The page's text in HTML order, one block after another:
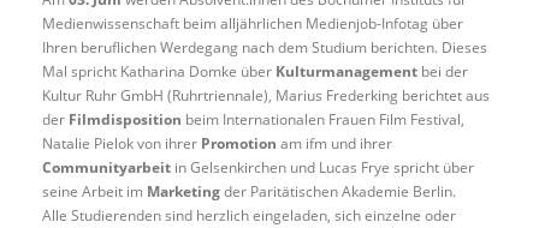
Medienwissenschaft beim alljährlichen Medienjob-Infotag über
Ihren beruflichen Werdegang nach dem Studium berichten. Dieses
Mal spricht Katharina Domke über Kulturmanagement bei der
Kultur Ruhr GmbH (Ruhrtriennale), Marius Frederking berichtet aus
der Filmdisposition beim Internationalen Frauen Film Festival,
Natalie Pielok von ihrer Promotion am ifm und ihrer
Communityarbeit in Gelsenkirchen und Lucas Frye spricht über
seine Arbeit im Marketingder Paritätischen Akademie Berlin.
Alle Studierenden sind herzlich eingeladen, sich einzelne oder